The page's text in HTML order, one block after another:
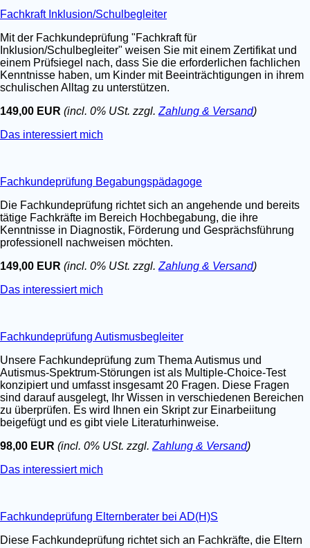
Fachkraft Inklusion/Schulbegleiter
Mit der Fachkundeprüfung "Fachkraft für
Inklusion/Schulbegleiter" weisen Sie mit einem Zertifikat und
einem Prüfsiegel nach, dass Sie die erforderlichen fachlichen
Kenntnisse haben, um Kinder mit Beeinträchtigungen in ihrem
schulischen Alltag zu unterstützen.
149,00 EUR (incl. 0% USt. zzgl. Zahlung & Versand)
Das interessiert mich
Fachkundeprüfung Begabungspädagoge
Die Fachkundeprüfung richtet sich an angehende und bereits
tätige Fachkräfte im Bereich Hochbegabung, die ihre
Kenntnisse in Diagnostik, Förderung und Gesprächsführung
professionell nachweisen möchten.
149,00 EUR (incl. 0% USt. zzgl. Zahlung & Versand)
Das interessiert mich
Fachkundeprüfung Autismusbegleiter
Unsere Fachkundeprüfung zum Thema Autismus und
Autismus-Spektrum-Störungen ist als Multiple-Choice-Test
konzipiert und umfasst insgesamt 20 Fragen. Diese Fragen
sind darauf ausgelegt, Ihr Wissen in verschiedenen Bereichen
zu überprüfen. Es wird Ihnen ein Skript zur Einarbeiitung
beigefügt und es gibt viele Literaturhinweise.
98,00 EUR (incl. 0% USt. zzgl. Zahlung & Versand)
Das interessiert mich
Fachkundeprüfung Elternberater bei AD(H)S
Diese Fachkundeprüfung richtet sich an Fachkräfte, die Eltern